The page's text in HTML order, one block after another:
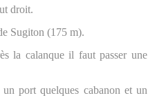
droit.
Sugiton (175 m).
la calanque il faut passer une
port quelques cabanon et un